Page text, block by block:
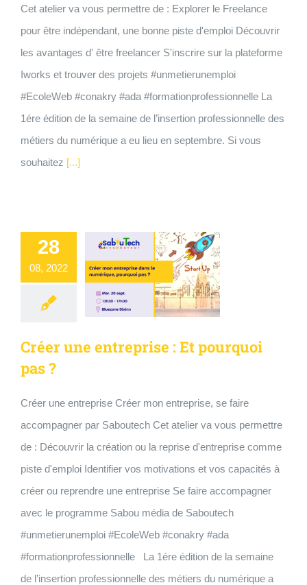
Cet atelier va vous permettre de : Explorer le Freelance
pour être indépendant, une bonne piste d'emploi Découvrir
les avantages d' être freelancer S'inscrire sur la plateforme
Iworks et trouver des projets #unmetierunemploi
#EcoleWeb #conakry #ada #formationprofessionnelle La
1ére édition de la semaine de l’insertion professionnelle des
métiers du numérique a eu lieu en septembre. Si vous
souhaitez [...]
28
08, 2022
Créer une entreprise : Et pourquoi
pas ?
Créer une entreprise Créer mon entreprise, se faire
accompagner par Saboutech Cet atelier va vous permettre
de : Découvrir la création ou la reprise d'entreprise comme
piste d'emploi Identifier vos motivations et vos capacités à
créer ou reprendre une entreprise Se faire accompagner
avec le programme Sabou média de Saboutech
#unmetierunemploi #EcoleWeb #conakry #ada
#formationprofessionnelle La 1ére édition de la semaine
de l’insertion professionnelle des métiers du numérique a